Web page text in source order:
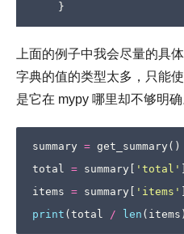
}
上面的例子中我会尽量的具
字典的值的类型太多，只能
是它在 mypy 哪里却不够明
summary = get_summary ()
total = summary 'total'
items = summary 'items'
print ( total / len ( items